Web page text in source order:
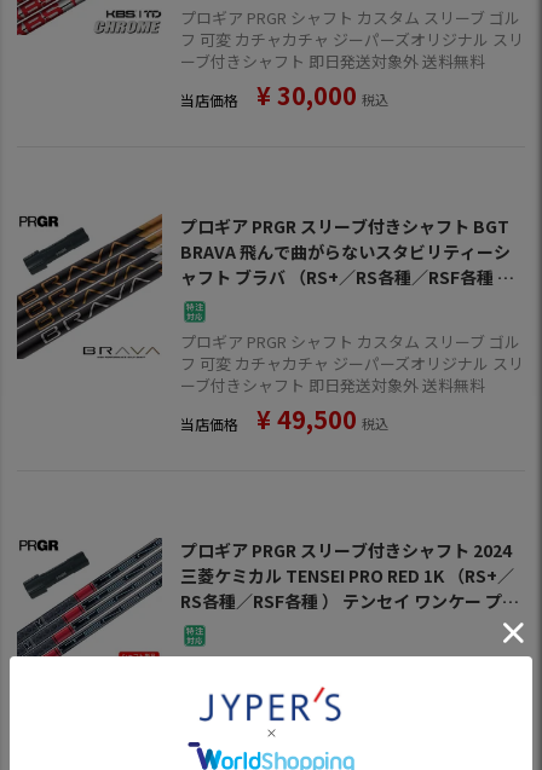
プロギア PRGR シャフト カスタム スリーブ ゴル
フ 可変 カチャカチャ ジーパーズオリジナル スリ
ーブ付きシャフト 即日発送対象外 送料無料
当店価格 ¥30,000 税込
プロギア PRGR スリーブ付きシャフト BGT
BRAVA 飛んで曲がらないスタビリティーシ
ャフト ブラバ （RS+／RS各種／RSF各種 ）
ブラヴァ ゴルフ シャフト
プロギア PRGR シャフト カスタム スリーブ ゴル
フ 可変 カチャカチャ ジーパーズオリジナル スリ
ーブ付きシャフト 即日発送対象外 送料無料
当店価格 ¥49,500 税込
プロギア PRGR スリーブ付きシャフト 2024
三菱ケミカル TENSEI PRO RED 1K （RS+／
RS各種／RSF各種 ） テンセイ ワンケー プロ
レッド ゴルフ シャフト
フ 可変 カチャカチャ ジーパーズオリジナル スリ
ーブ付きシャフト 即日発送対象外 送料無料
当店価格 ¥40,000